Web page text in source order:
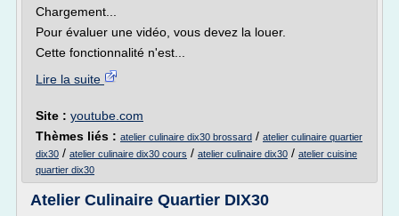
Chargement...
Pour évaluer une vidéo, vous devez la louer.
Cette fonctionnalité n'est...
Lire la suite
Site : youtube.com
Thèmes liés : atelier culinaire dix30 brossard / atelier culinaire quartier
dix30 / atelier culinaire dix30 cours / atelier culinaire dix30 / atelier cuisine
quartier dix30
Atelier Culinaire Quartier DIX30